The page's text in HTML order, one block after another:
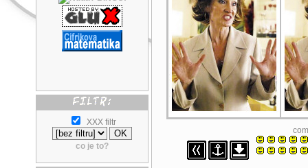
XXX filtr
co je to?